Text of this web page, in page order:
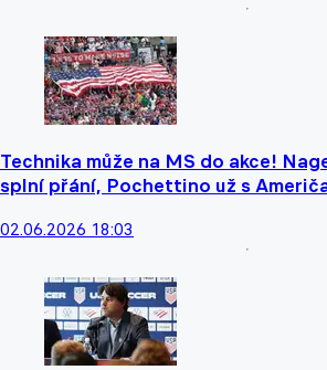
Technika může na MS do akce!
splní přání, Pochettino už s
02.06.2026 18:03